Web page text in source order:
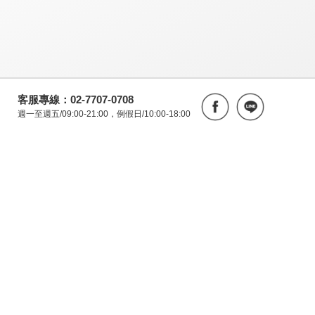
客服專線：02-7707-0708
週一至週五/09:00-21:00，例假日/10:00-18:00